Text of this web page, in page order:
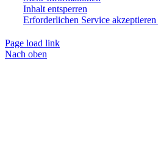
Inhalt entsperren
Erforderlichen Service
Page load link
Nach oben